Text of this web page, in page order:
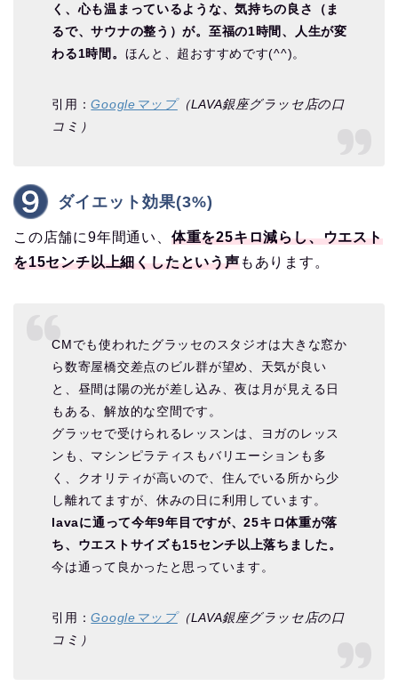
く、心も温まっているような、気持ちの良さ（ま
るで、サウナの整う）が。至福の1時間、人生が変
わる1時間。 ほんと、超おすすめです(^^)。
引用：Googleマップ（LAVA銀座グラッセ店の口
コミ）
ダイエット効果(3%)
この店舗に9年間通い、 体重を25キロ減らし、ウエスト
を15センチ以上細くしたという声もあります。
CMでも使われたグラッセのスタジオは大きな窓か
ら数寄屋橋交差点のビル群が望め、天気が良い
と、昼間は陽の光が差し込み、夜は月が見える日
もある、解放的な空間です。
グラッセで受けられるレッスンは、ヨガのレッス
ンも、マシンピラティスもバリエーションも多
く、クオリティが高いので、住んでいる所から少
し離れてますが、休みの日に利用しています。
lavaに通って今年9年目ですが、25キロ体重が落
ち、ウエストサイズも15センチ以上落ちました。
今は通って良かったと思っています。
引用：Googleマップ（LAVA銀座グラッセ店の口
コミ）